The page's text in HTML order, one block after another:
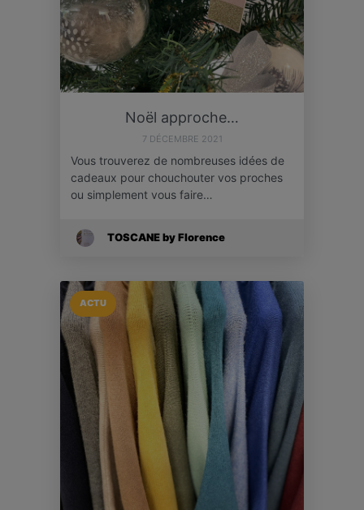
Noël approche…
7 DÉCEMBRE 2021
Vous trouverez de nombreuses idées de
cadeaux pour chouchouter vos proches
ou simplement vous faire…
TOSCANE by Florence
ACTU